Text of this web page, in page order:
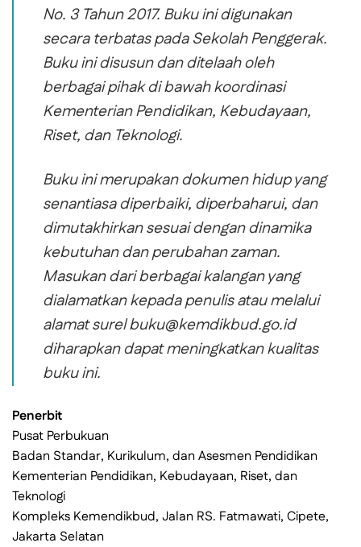
No. 3 Tahun 2017. Buku ini digunakan
secara terbatas pada Sekolah Penggerak.
Buku ini disusun dan ditelaah oleh
berbagai pihak di bawah koordinasi
Kementerian Pendidikan, Kebudayaan,
Riset, dan Teknologi.
Buku ini merupakan dokumen hidup yang
senantiasa diperbaiki, diperbaharui, dan
dimutakhirkan sesuai dengan dinamika
kebutuhan dan perubahan zaman.
Masukan dari berbagai kalangan yang
dialamatkan kepada penulis atau melalui
alamat surel buku@kemdikbud.go.id
diharapkan dapat meningkatkan kualitas
buku ini.
Penerbit
Pusat Perbukuan
Badan Standar, Kurikulum, dan Asesmen Pendidikan
Kementerian Pendidikan, Kebudayaan, Riset, dan
Teknologi
Kompleks Kemendikbud, Jalan RS. Fatmawati, Cipete,
Jakarta Selatan